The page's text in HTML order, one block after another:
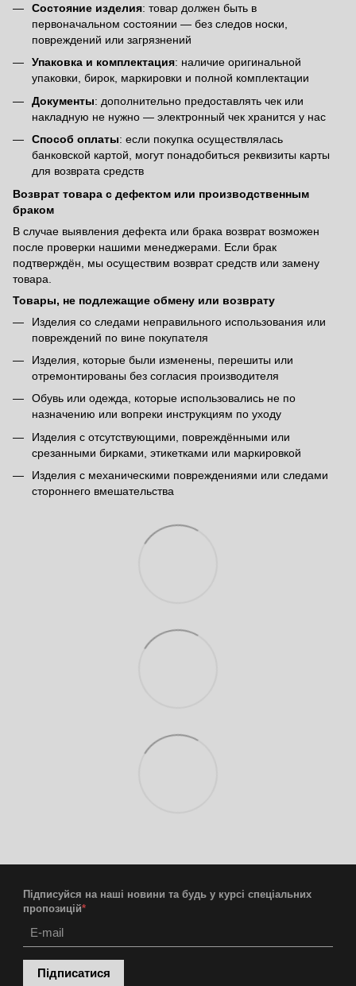
Состояние изделия: товар должен быть в
первоначальном состоянии — без следов носки,
повреждений или загрязнений
Упаковка и комплектация: наличие оригинальной
упаковки, бирок, маркировки и полной комплектации
Документы: дополнительно предоставлять чек или
накладную не нужно — электронный чек хранится у нас
Способ оплаты: если покупка осуществлялась
банковской картой, могут понадобиться реквизиты карты
для возврата средств
Возврат товара с дефектом или производственным
браком
В случае выявления дефекта или брака возврат возможен
после проверки нашими менеджерами. Если брак
подтверждён, мы осуществим возврат средств или замену
товара.
Товары, не подлежащие обмену или возврату
Изделия со следами неправильного использования или
повреждений по вине покупателя
Изделия, которые были изменены, перешиты или
отремонтированы без согласия производителя
Обувь или одежда, которые использовались не по
назначению или вопреки инструкциям по уходу
Изделия с отсутствующими, повреждёнными или
срезанными бирками, этикетками или маркировкой
Изделия с механическими повреждениями или следами
стороннего вмешательства
Підписуйся на наші новини та будь у курсі спеціальних
пропозицій*
Підписатися